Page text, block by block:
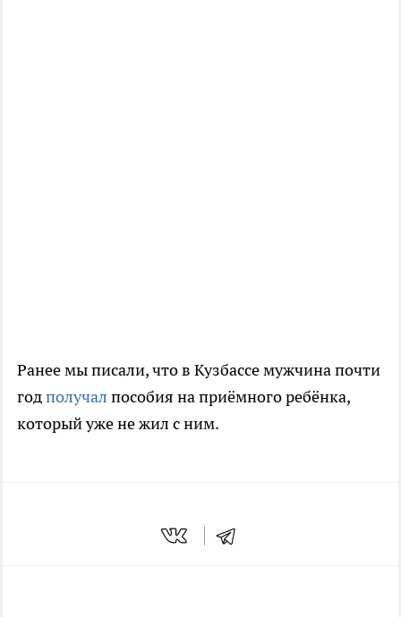
Ранее мы писали, что в Кузбассе мужчина почти
годполучал пособия на приёмного ребёнка,
который уже не жил с ним.